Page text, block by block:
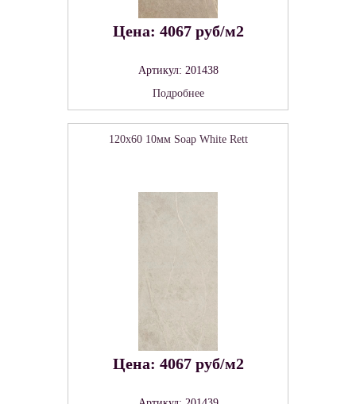
Цена: 4067 руб/м2
Артикул: 201438
Подробнее
120x60 10мм Soap White Rett
Цена: 4067 руб/м2